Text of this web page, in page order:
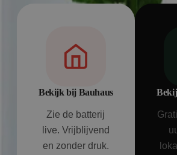
Bekijk bij Bauhaus
Zie de batterij
live. Vrijblijvend
en zonder druk.